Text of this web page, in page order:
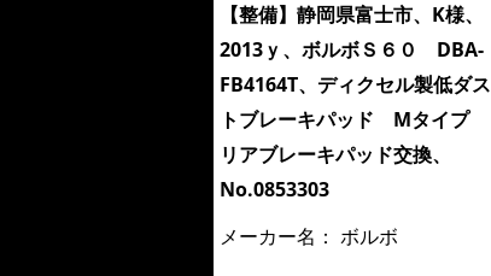
【整備】静岡県富士市、K様、
2013ｙ、ボルボＳ６０ DBA-
FB4164T、ディクセル製低ダス
トブレーキパッド Mタイプ
リアブレーキパッド交換、
No.0853303
メーカー名： ボルボ